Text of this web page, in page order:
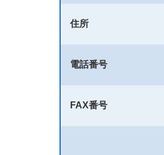
住所
電話番号
FAX番号